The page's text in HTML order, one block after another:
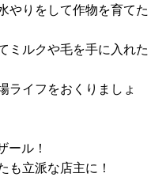
やりをして作物を育てた
ミルクや毛を手に入れた
ライフをおくりましょ
ール！
も立派な店主に！